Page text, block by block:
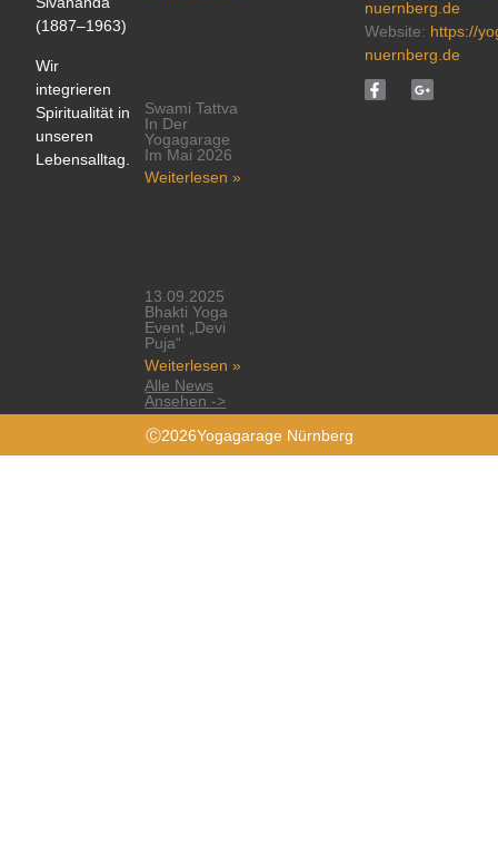
(1887–1963)
Wir
integrieren
Spiritualität in
unseren
Lebensalltag.
Swami Tattva
In Der
Yogagarage
Im Mai 2026
Weiterlesen »
13.09.2025
Bhakti Yoga
Event „Devi
Puja“
Weiterlesen »
Alle News
Ansehen ->
nuernberg.de
Website: https://
nuernberg.de
Ⓒ2026Yogagarage Nürnberg